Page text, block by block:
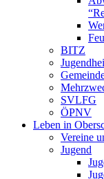
BITZ
SVLFG
ÖPNV
Leben in
Vereine
Jugend